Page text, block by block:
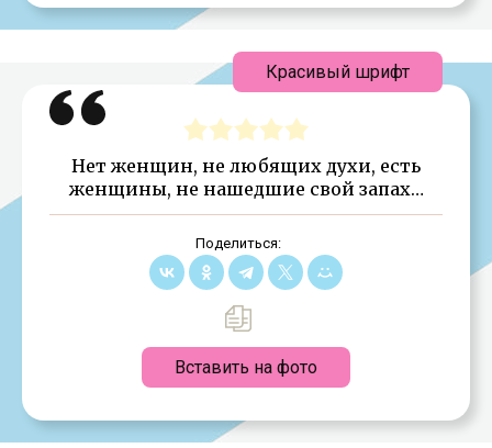
Нет женщин, не любящих духи, есть
женщины, не нашедшие свой запах…
Поделиться:
Вставить на фото
Красивый шрифт